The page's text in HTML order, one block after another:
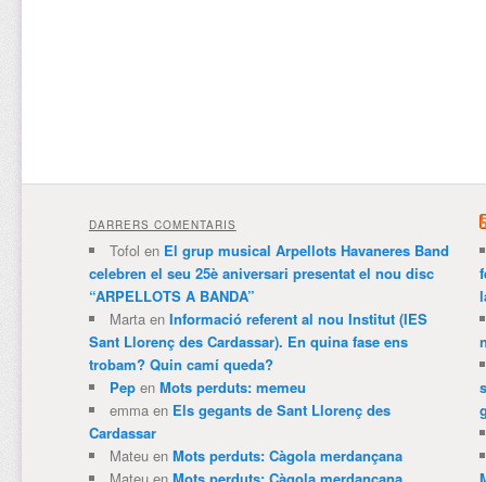
DARRERS COMENTARIS
Tofol en El grup musical Arpellots Havaneres Band
celebren el seu 25è aniversari presentat el nou disc
“ARPELLOTS A BANDA”
Martaen Informació referent al nou Institut (IES
Sant Llorenç des Cardassar). En quina fase ens
trobam? Quin camí queda?
Pepen Mots perduts: memeu
emmaen Els gegants de Sant Llorenç des
Cardassar
Mateuen Mots perduts: Càgola merdançana